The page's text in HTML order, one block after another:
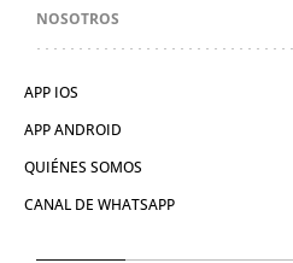
NOSOTROS
APP IOS
APP ANDROID
QUIÉNES SOMOS
CANAL DE WHATSAPP